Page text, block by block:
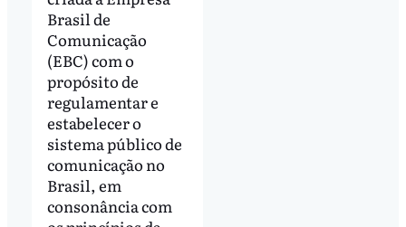
Brasil de
Comunicação
(EBC) com o
propósito de
regulamentar e
estabelecer o
sistema público de
comunicação no
Brasil, em
consonância com